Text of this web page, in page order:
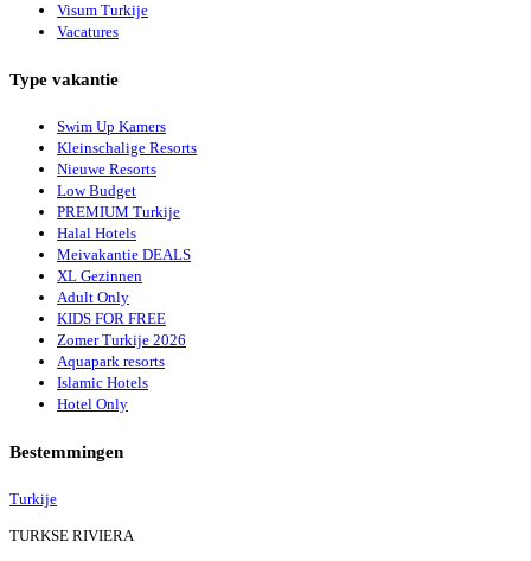
Visum Turkije
Vacatures
Type vakantie
Swim Up Kamers
Kleinschalige Resorts
Nieuwe Resorts
Low Budget
PREMIUM Turkije
Halal Hotels
Meivakantie DEALS
XL Gezinnen
Adult Only
KIDS FOR FREE
Zomer Turkije 2026
Aquapark resorts
Islamic Hotels
Hotel Only
Bestemmingen
Turkije
TURKSE RIVIERA